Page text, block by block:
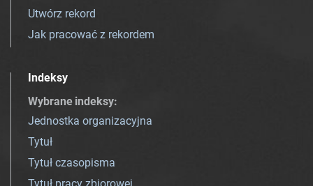
Utwórz rekord
Jak pracować z rekordem
Indeksy
Wybrane indeksy:
Jednostka organizacyjna
Tytuł
Tytuł czasopisma
Tytuł pracy zbiorowej